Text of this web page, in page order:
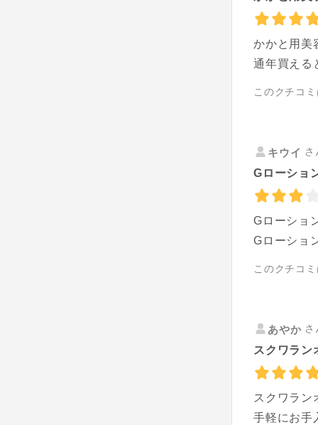
かかと用美
通年買え
このクチコ
キウイ
Gローショ
Gローショ
Gローショ
このクチコ
あやか
スクワラン
スクワラン
手軽にお手